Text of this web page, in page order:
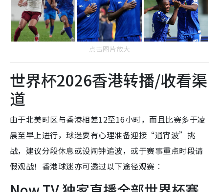
点击图片放大
世界杯2026香港转播/收看渠
道
由于北美时区与香港相差12至16小时，而且比赛多于凌
晨至早上进行，球迷要有心理准备迎接“通宵波”挑
战，建议分段休息或设闹钟追波，或于赛事重点时段请
假观战！香港球迷亦可透过以下途径观赛︰